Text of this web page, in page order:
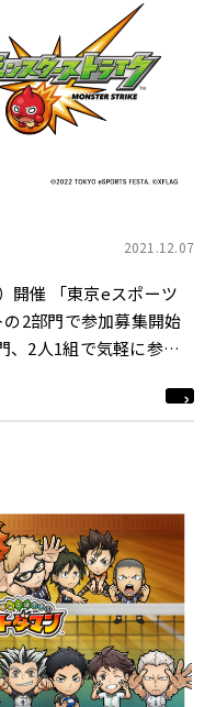
2021.12.07
開催 「東京eスポーツ
2部門で参加募集開始
、2人1組で気軽に参加